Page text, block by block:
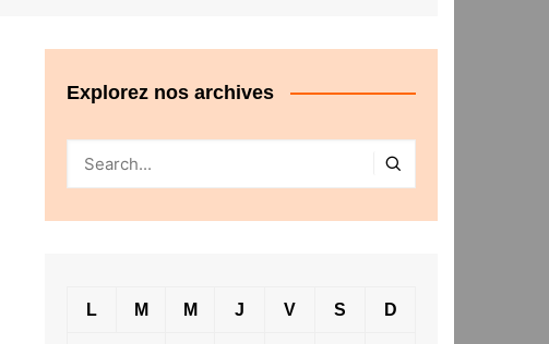
Explorez nos archives
L M M J V S D